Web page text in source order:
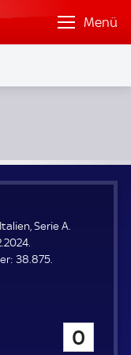
Menü
Serie A.
Z
38.875.
0